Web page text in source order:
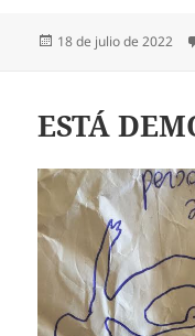
Publicado
18 de julio de 2022
ESTÁ